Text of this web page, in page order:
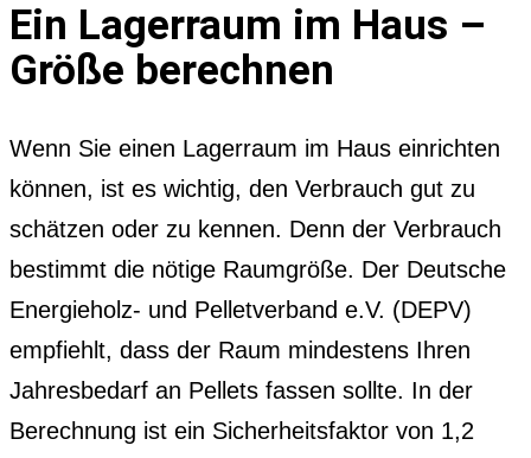
Ein Lagerraum im Haus –
Größe berechnen
Wenn Sie einen Lagerraum im Haus einrichten
können, ist es wichtig, den Verbrauch gut zu
schätzen oder zu kennen. Denn der Verbrauch
bestimmt die nötige Raumgröße. Der Deutsche
Energieholz- und Pelletverband e.V. (DEPV)
empfiehlt, dass der Raum mindestens Ihren
Jahresbedarf an Pellets fassen sollte. In der
Berechnung ist ein Sicherheitsfaktor von 1,2